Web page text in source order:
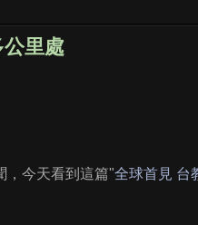
里處
，今天看到這篇"全球首見 台